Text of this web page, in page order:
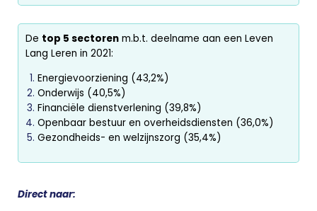
De top 5 sectorenm.b.t. deelname aan een Leven
Lang Leren in 2021:
Energievoorziening (43,2%)
Onderwijs (40,5%)
Financiële dienstverlening (39,8%)
Openbaar bestuur en overheidsdiensten (36,0%)
Gezondheids- en welzijnszorg (35,4%)
Direct naar: